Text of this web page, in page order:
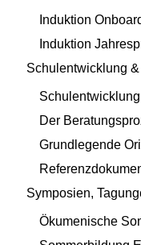
Induktion
Induktion
Schulentwicklung
Der
Grundlegende
Symposien,
Ökumenische